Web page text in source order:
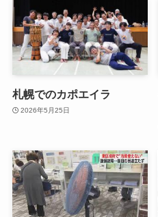
札幌でのカポエイラ
2026年5月25日